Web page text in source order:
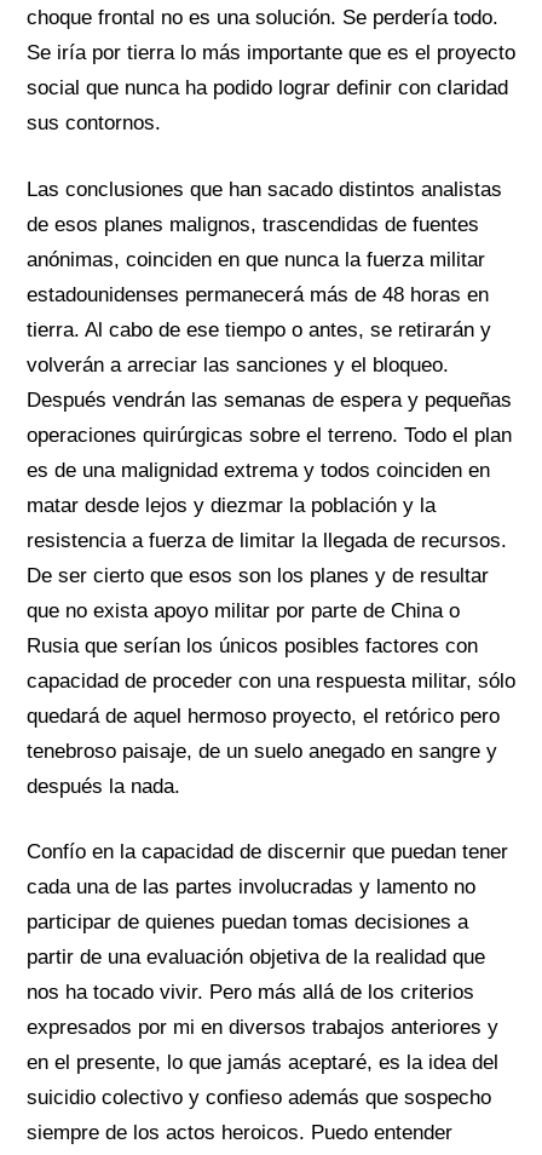
choque frontal no es una solución. Se perdería todo.
Se iría por tierra lo más importante que es el proyecto
social que nunca ha podido lograr definir con claridad
sus contornos.
Las conclusiones que han sacado distintos analistas
de esos planes malignos, trascendidas de fuentes
anónimas, coinciden en que nunca la fuerza militar
estadounidenses permanecerá más de 48 horas en
tierra. Al cabo de ese tiempo o antes, se retirarán y
volverán a arreciar las sanciones y el bloqueo.
Después vendrán las semanas de espera y pequeñas
operaciones quirúrgicas sobre el terreno. Todo el plan
es de una malignidad extrema y todos coinciden en
matar desde lejos y diezmar la población y la
resistencia a fuerza de limitar la llegada de recursos.
De ser cierto que esos son los planes y de resultar
que no exista apoyo militar por parte de China o
Rusia que serían los únicos posibles factores con
capacidad de proceder con una respuesta militar, sólo
quedará de aquel hermoso proyecto, el retórico pero
tenebroso paisaje, de un suelo anegado en sangre y
después la nada.
Confío en la capacidad de discernir que puedan tener
cada una de las partes involucradas y lamento no
participar de quienes puedan tomas decisiones a
partir de una evaluación objetiva de la realidad que
nos ha tocado vivir. Pero más allá de los criterios
expresados por mi en diversos trabajos anteriores y
en el presente, lo que jamás aceptaré, es la idea del
suicidio colectivo y confieso además que sospecho
siempre de los actos heroicos. Puedo entender